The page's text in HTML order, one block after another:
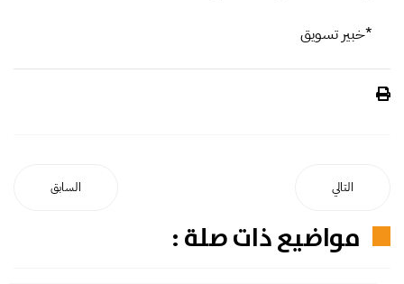
*خبير تسويق
السابق التالي
مواضيع ذات صلة :